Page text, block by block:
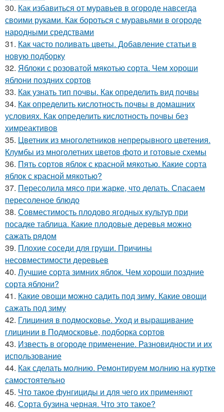
30. Как избавиться от муравьев в огороде навсегда
своими руками. Как бороться с муравьями в огороде
народными средствами
31. Как часто поливать цветы. Добавление статьи в
новую подборку
32. Яблоки с розоватой мякотью сорта. Чем хороши
яблони поздних сортов
33. Как узнать тип почвы. Как определить вид почвы
34. Как определить кислотность почвы в домашних
условиях. Как определить кислотность почвы без
химреактивов
35. Цветник из многолетников непрерывного цветения.
Клумбы из многолетних цветов фото и готовые схемы
36. Пять сортов яблок с красной мякотью. Какие сорта
яблок с красной мякотью?
37. Пересолила мясо при жарке, что делать. Спасаем
пересоленое блюдо
38. Совместимость плодово ягодных культур при
посадке таблица. Какие плодовые деревья можно
сажать рядом
39. Плохие соседи для груши. Причины
несовместимости деревьев
40. Лучшие сорта зимних яблок. Чем хороши поздние
сорта яблони?
41. Какие овощи можно садить под зиму. Какие овощи
сажать под зиму
42. Глициния в подмосковье. Уход и выращивание
глицинии в Подмосковье, подборка сортов
43. Известь в огороде применение. Разновидности и их
использование
44. Как сделать молнию. Ремонтируем молнию на куртке
самостоятельно
45. Что такое фунгициды и для чего их применяют
46. Сорта бузина черная. Что это такое?